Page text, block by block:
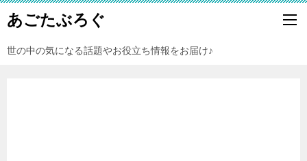
あごたぶろぐ
世の中の気になる話題やお役立ち情報をお届け♪